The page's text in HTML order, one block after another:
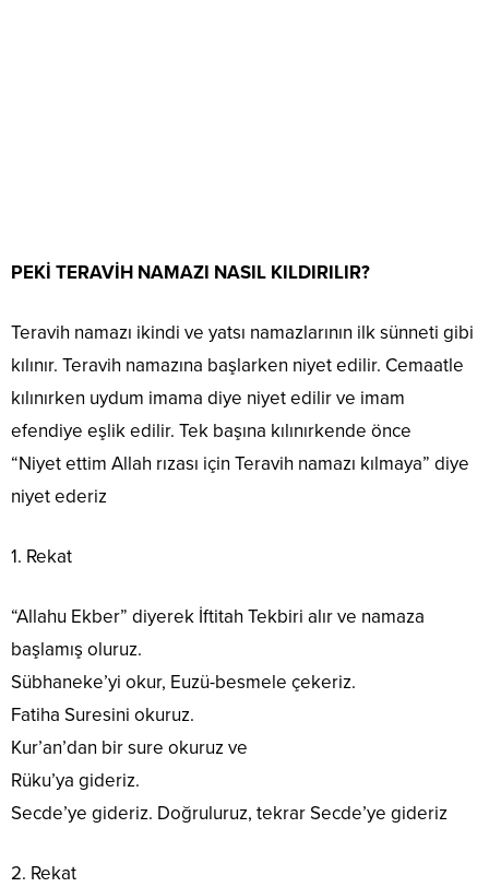
PEKİ TERAVİH NAMAZI NASIL KILDIRILIR?
Teravih namazı ikindi ve yatsı namazlarının ilk sünneti gibi
kılınır. Teravih namazına başlarken niyet edilir. Cemaatle
kılınırken uydum imama diye niyet edilir ve imam
efendiye eşlik edilir. Tek başına kılınırkende önce
“Niyet ettim Allah rızası için Teravih namazı kılmaya” diye
niyet ederiz
1. Rekat
“Allahu Ekber” diyerek İftitah Tekbiri alır ve namaza
başlamış oluruz.
Sübhaneke’yi okur, Euzü-besmele çekeriz.
Fatiha Suresini okuruz.
Kur’an’dan bir sure okuruz ve
Rüku’ya gideriz.
Secde’ye gideriz. Doğruluruz, tekrar Secde’ye gideriz
2. Rekat